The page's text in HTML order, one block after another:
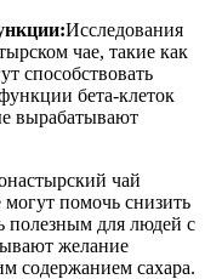
Исследования
чае, такие как
способствовать
бета-клеток
вырабатывают
чай
помочь снизить
полезным для людей с
желание
содержанием сахара.